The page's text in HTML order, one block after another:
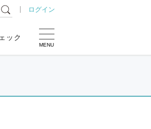
ログイン
MENU
ック